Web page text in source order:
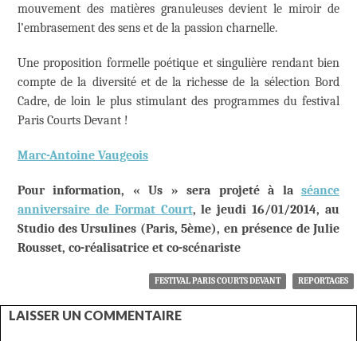
mouvement des matières granuleuses devient le miroir de
l’embrasement des sens et de la passion charnelle.
Une proposition formelle poétique et singulière rendant bien
compte de la diversité et de la richesse de la sélection Bord
Cadre, de loin le plus stimulant des programmes du festival
Paris Courts Devant !
Marc-Antoine Vaugeois
Pour information, «Us »sera projeté à laséance
anniversaire de Format Court, le jeudi 16/01/2014, au
Studio des Ursulines (Paris, 5ème), en présence de Julie
Rousset, co-réalisatrice et co-scénariste
FESTIVAL PARIS COURTS DEVANT REPORTAGES
LAISSER UN COMMENTAIRE